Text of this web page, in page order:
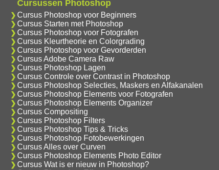
Cursussen Photoshop
Cursus Photoshop voor Beginners
Cursus Starten met Photoshop
Cursus Photoshop voor Fotografen
Cursus Kleurtheorie en Colorgrading
Cursus Photoshop voor Gevorderden
Cursus Adobe Camera Raw
Cursus Photoshop Lagen
Cursus Controle over Contrast in Photoshop
Cursus Photoshop Selecties, Maskers en Alfakanalen
Cursus Photoshop Elements voor Fotografen
Cursus Photoshop Elements Organizer
Cursus Compositing
Cursus Photoshop Filters
Cursus Photoshop Tips & Tricks
Cursus Photoshop Fotobewerkingen
Cursus Alles over Curven
Cursus Photoshop Elements Photo Editor
Cursus Wat is er nieuw in Photoshop?